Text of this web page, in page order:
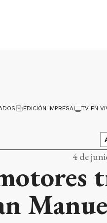
EDICIÓN IMPRESA TV EN
4 de